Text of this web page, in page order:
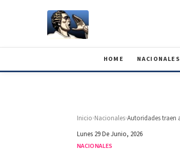
HOME NACIONALES
Inicio›Nacionales›
Lunes 29 De Junio, 2026
NACIONALES